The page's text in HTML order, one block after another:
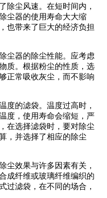
除尘风速。在短时间内，
尘器的使用寿命大大缩
也带来了巨大的经济负担
尘器的除尘性能。应考虑
质。根据粉尘的性质，选
正常吸收灰尘，而不影响
度的滤袋。温度过高时，
度，使用寿命会缩短，严
在选择滤袋时，要对除尘
，并选择了相应的除尘
尘效果与许多因素有关，
成纤维或玻璃纤维编织的
过滤袋，在不同的场合，